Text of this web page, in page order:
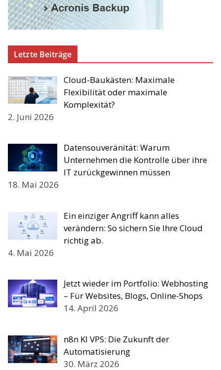
Letzte Beiträge
Cloud-Baukästen: Maximale
Flexibilität oder maximale
Komplexität?
2. Juni 2026
Datensouveränität: Warum
Unternehmen die Kontrolle über ihre
IT zurückgewinnen müssen
18. Mai 2026
Ein einziger Angriff kann alles
verändern: So sichern Sie Ihre Cloud
richtig ab.
4. Mai 2026
Jetzt wieder im Portfolio: Webhosting
– Für Websites, Blogs, Online-Shops
14. April 2026
n8n KI VPS: Die Zukunft der
Automatisierung
30. März 2026